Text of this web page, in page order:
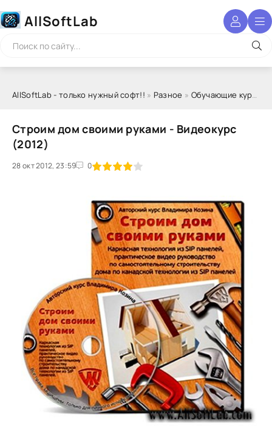
AllSoftLab
AllSoftLab - только нужный софт!! » Разное » Обучающие курсы
Строим дом своими руками - Видеокурс
(2012)
28 окт 2012, 23:59 0
1 2 3 4 5